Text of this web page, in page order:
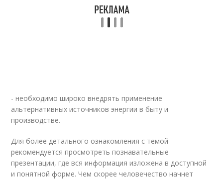
- необходимо широко внедрять применение
альтернативных источников энергии в быту и
производстве.
Для более детального ознакомления с темой
рекомендуется просмотреть познавательные
презентации, где вся информация изложена в доступной
и понятной форме. Чем скорее человечество начнет